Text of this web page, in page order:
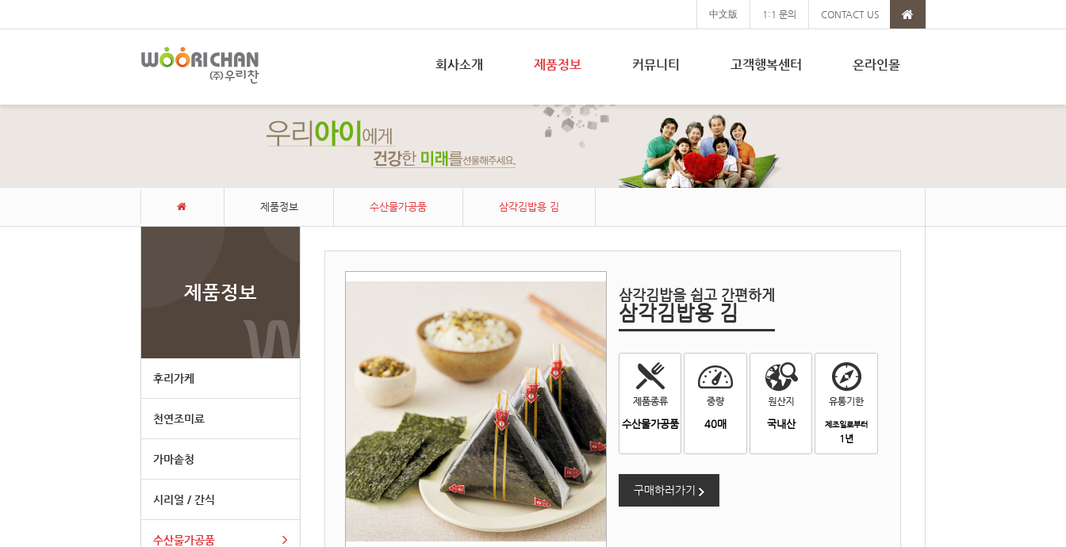
中文版 1:1 문의 CONTACT US
회사소개 제품정보 커뮤니티 고객행복센터 온라인몰
제품정보 수산물가공품 삼각김밥용 김
제품정보
후리가케
천연조미료
가마솥청
시리얼 / 간식
수산물가공품
삼각김밥을 쉽고 간편하게
삼각김밥용 김
수산물가공품 40매 국내산 제조일로부터
1년
구매하러가기